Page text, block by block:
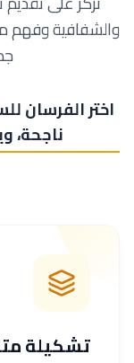
والشفافية وفهم
اختر الفرسان
ناجحة،
تشكيلة